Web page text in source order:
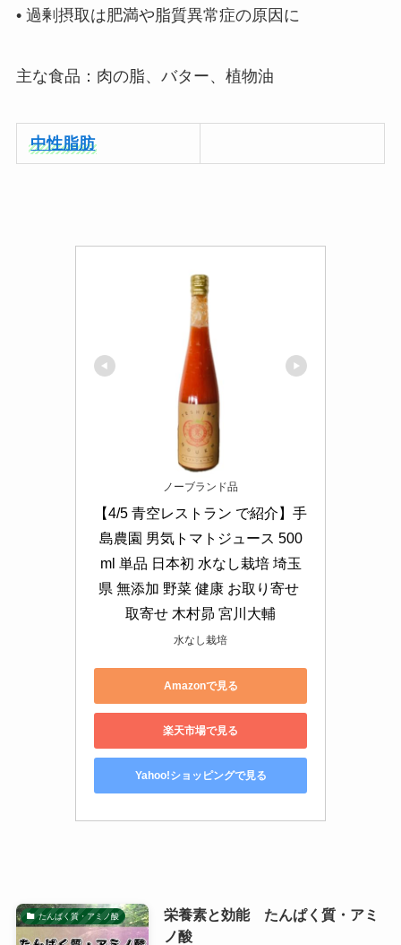
• 過剰摂取は肥満や脂質異常症の原因に
主な食品：肉の脂、バター、植物油
中性脂肪
ノーブランド品
【4/5 青空レストラン で紹介】手
島農園 男気トマトジュース 500
ml 単品 日本初 水なし栽培 埼玉
県 無添加 野菜 健康 お取り寄せ
取寄せ 木村昴 宮川大輔
水なし栽培
Amazonで見る
楽天市場で見る
Yahoo!ショッピングで見る
たんぱく質・アミノ酸
栄養素と効能 たんぱく質・アミ
ノ酸